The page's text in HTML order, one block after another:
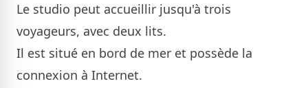
Le studio peut accueillir jusqu'à trois
voyageurs, avec deux lits.
Il est situé en bord de mer et possède la
connexion à Internet.